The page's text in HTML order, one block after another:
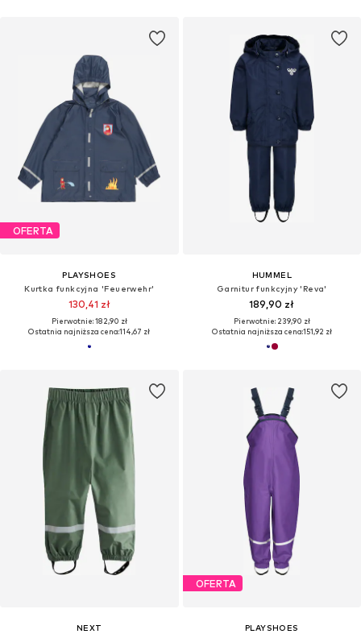
OFERTA
PLAYSHOES
Kurtka funkcyjna 'Feuerwehr'
130,41 zł
Pierwotnie: 182,90 zł
Ostatnia najniższa cena:114,67 zł
HUMMEL
Garnitur funkcyjny 'Reva'
189,90 zł
Pierwotnie: 239,90 zł
Ostatnia najniższa cena:151,92 zł
NEXT
OFERTA
PLAYSHOES